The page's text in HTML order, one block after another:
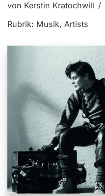
von Kerstin Kratochwill
Rubrik: Musik, Artists